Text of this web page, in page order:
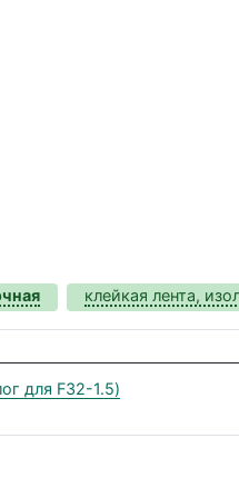
клейкая лента,
для F32-1.5)